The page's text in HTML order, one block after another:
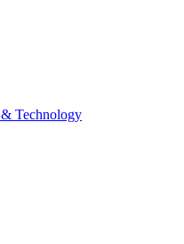
Technology